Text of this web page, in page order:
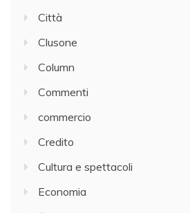
Città
Clusone
Column
Commenti
commercio
Credito
Cultura e spettacoli
Economia